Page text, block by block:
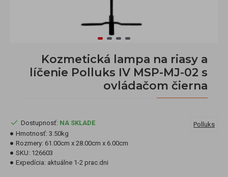
Kozmetická lampa na riasy a
líčenie Polluks IV MSP-MJ-02 s
ovládačom čierna
Dostupnosť: NA SKLADE
Hmotnosť: 3.50kg
Rozmery: 61.00cm x 28.00cm x 6.00cm
SKU: 126603
Expedícia: aktuálne 1-2 prac.dni
Polluks